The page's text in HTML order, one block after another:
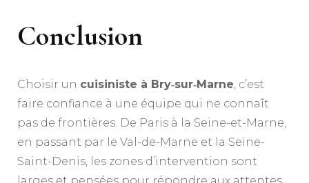
Conclusion
Choisir un cuisiniste à Bry‑sur‑Marne, c’est
faire confiance à une équipe qui ne connaît
pas de frontières. De Paris à la Seine-et-Marne,
en passant par le Val-de-Marne et la Seine-
Saint-Denis, les zones d’intervention sont